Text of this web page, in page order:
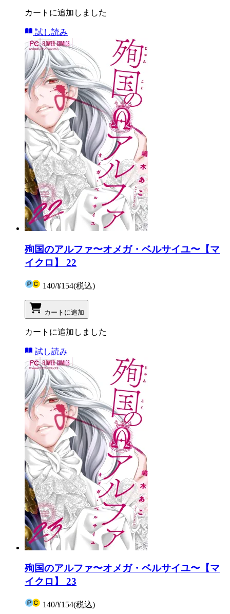
カートに追加しました
試し読み
殉国のアルファ〜オメガ・ベルサイユ〜【マ
イクロ】 22
140/¥154(税込)
カートに追加
カートに追加しました
試し読み
殉国のアルファ〜オメガ・ベルサイユ〜【マ
イクロ】 23
140/¥154(税込)